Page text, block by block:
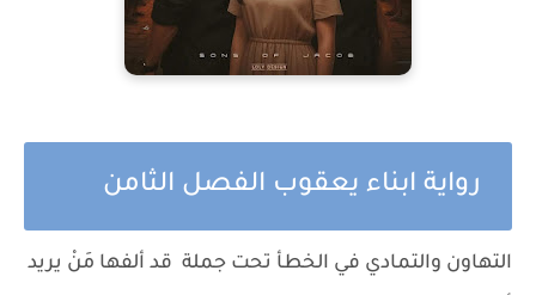
رواية ابناء يعقوب الفصل الثامن
التهاون والتمادي في الخطأ تحت جملة قد ألفها مَنْ يريد